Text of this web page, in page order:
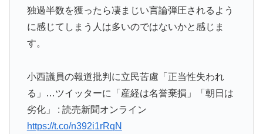
独過半数を獲ったら凄まじい言論弾圧されるよう
に感じてしまう人は多いのではないかと感じま
す。
小西議員の報道批判に立民苦慮「正当性失われ
る」…ツイッターに「産経は名誉棄損」「朝日は
劣化」 : 読売新聞オンライン
https://t.co/n392i1rRqN